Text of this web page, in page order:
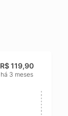
R$ 119,90
há 3 meses